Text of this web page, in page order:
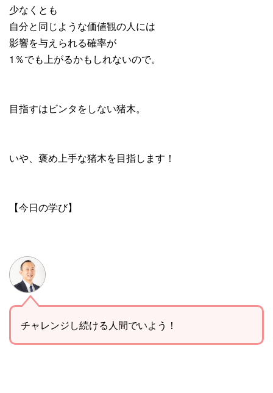
少なくとも
自分と同じような価値観の人には
影響を与えられる確率が
1％でも上がるかもしれないので。
目指すはビンタをしない猪木。
いや、褒め上手な猪木を目指します！
【今日の学び】
チャレンジし続ける人間でいよう！